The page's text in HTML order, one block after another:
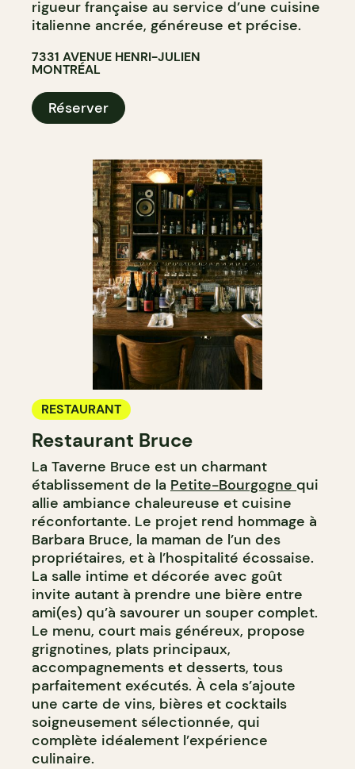
rigueur française au service d’une cuisine
italienne ancrée, généreuse et précise.
7331 AVENUE HENRI-JULIEN
MONTRÉAL
Réserver
RESTAURANT
Restaurant Bruce
La Taverne Bruce est un charmant
établissement de la Petite-Bourgogne qui
allie ambiance chaleureuse et cuisine
réconfortante. Le projet rend hommage à
Barbara Bruce, la maman de l’un des
propriétaires, et à l’hospitalité écossaise.
La salle intime et décorée avec goût
invite autant à prendre une bière entre
ami(es) qu’à savourer un souper complet.
Le menu, court mais généreux, propose
grignotines, plats principaux,
accompagnements et desserts, tous
parfaitement exécutés. À cela s’ajoute
une carte de vins, bières et cocktails
soigneusement sélectionnée, qui
complète idéalement l’expérience
culinaire.